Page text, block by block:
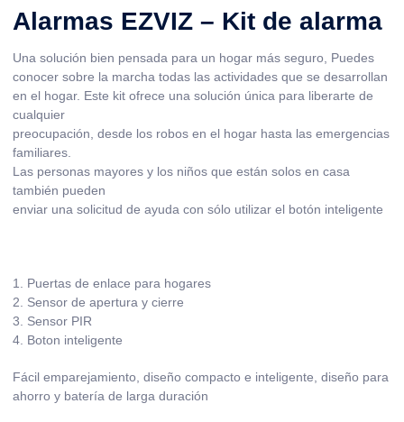
Alarmas EZVIZ – Kit de alarma
Una solución bien pensada para un hogar más seguro, Puedes
conocer sobre la marcha todas las actividades que se desarrollan
en el hogar. Este kit ofrece una solución única para liberarte de
cualquier
preocupación, desde los robos en el hogar hasta las emergencias
familiares.
Las personas mayores y los niños que están solos en casa
también pueden
enviar una solicitud de ayuda con sólo utilizar el botón inteligente
1. Puertas de enlace para hogares
2. Sensor de apertura y cierre
3. Sensor PIR
4. Boton inteligente
Fácil emparejamiento, diseño compacto e inteligente, diseño para
ahorro y batería de larga duración